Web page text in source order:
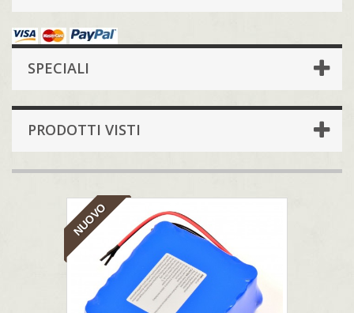
SPECIALI
PRODOTTI VISTI
NUOVO